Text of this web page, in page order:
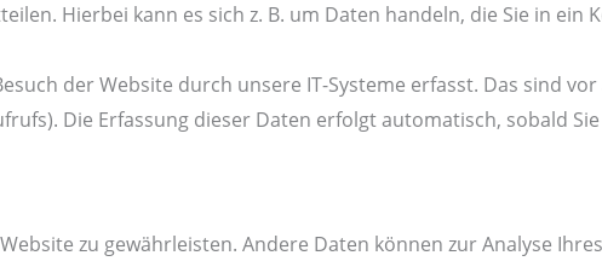
Hierbei kann es sich z. B. um Daten handeln, die Sie in ein
der Website durch unsere IT-Systeme erfasst. Das sind
Die Erfassung dieser Daten erfolgt automatisch, sobald
zu gewährleisten. Andere Daten können zur Analyse